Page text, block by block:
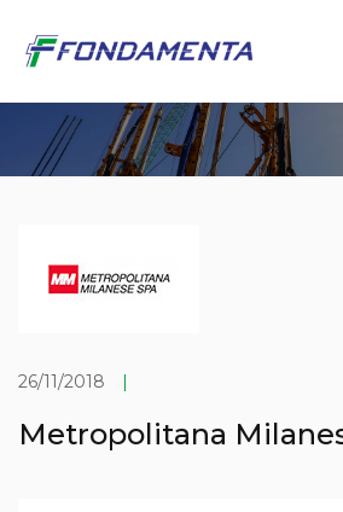
26/11/2018 |
Metropolitana